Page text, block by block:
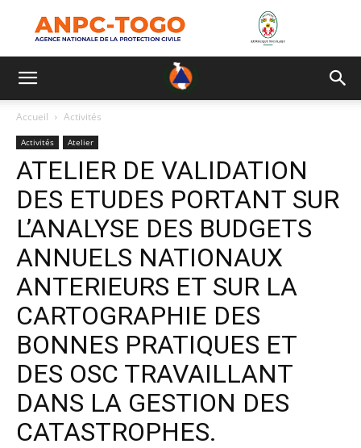
Accueil Activités
Activités Atelier
ATELIER DE VALIDATION
DES ETUDES PORTANT SUR
L’ANALYSE DES BUDGETS
ANNUELS NATIONAUX
ANTERIEURS ET SUR LA
CARTOGRAPHIE DES
BONNES PRATIQUES ET
DES OSC TRAVAILLANT
DANS LA GESTION DES
CATASTROPHES.